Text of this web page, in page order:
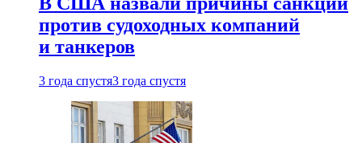
против судоходных компаний
и танкеров
3 года спустя3 года спустя